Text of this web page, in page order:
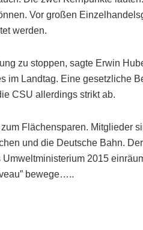
Vor großen
werden.
zu stoppen, sagte Erwin
im Landtag. Eine gesetzliche
CSU allerdings strikt ab.
Flächensparen. Mitglieder
und die Deutsche Bahn.
2015
bewege…..